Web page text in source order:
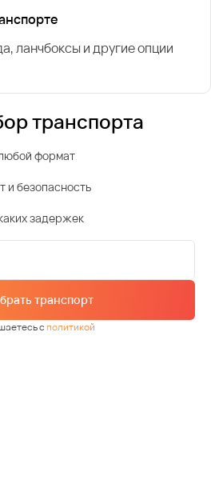
ланчбоксы и другие опции
транспорта
формат
и безопасность
задержек
транспорт
сполитикой